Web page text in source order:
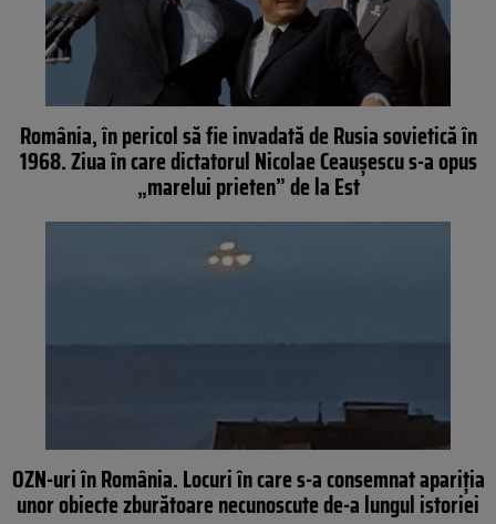
România, în pericol să fie invadată de Rusia sovietică în
1968. Ziua în care dictatorul Nicolae Ceaușescu s-a opus
„marelui prieten” de la Est
OZN-uri în România. Locuri în care s-a consemnat apariția
unor obiecte zburătoare necunoscute de-a lungul istoriei